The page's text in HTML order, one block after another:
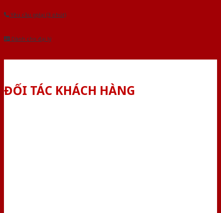
Yêu cầu gọi lại (3 phút)
Dành cho đại lý
ĐỐI TÁC KHÁCH HÀNG